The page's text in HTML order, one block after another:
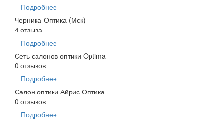
Подробнее
Черника-Оптика (Мск)
4 отзыва
Подробнее
Сеть салонов оптики Optima
0 отзывов
Подробнее
Салон оптики Айрис Оптика
0 отзывов
Подробнее